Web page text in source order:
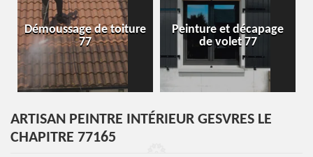
Démoussage de toiture
77
Peinture et décapage
de volet 77
ARTISAN PEINTRE INTÉRIEUR GESVRES LE
CHAPITRE 77165